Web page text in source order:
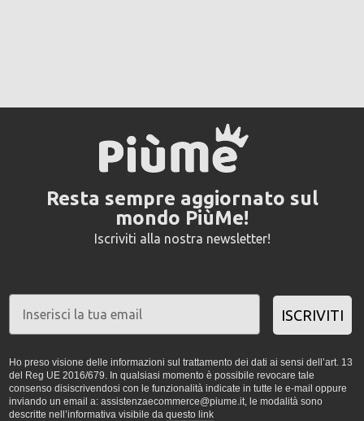
Resta sempre aggiornato sul
mondo PiùMe!
Iscriviti alla nostra newsletter!
ISCRIVITI
Ho preso visione delle informazioni sul trattamento dei dati ai sensi dell’art. 13
del Reg UE 2016/679. In qualsiasi momento è possibile revocare tale
consenso disiscrivendosi con le funzionalità indicate in tutte le e-mail oppure
inviando un email a: assistenzaecommerce@piume.it, le modalità sono
descritte nell’informativa visibile da questo link